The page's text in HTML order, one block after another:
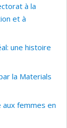
à la
et à
une histoire
la Materials
femmes en